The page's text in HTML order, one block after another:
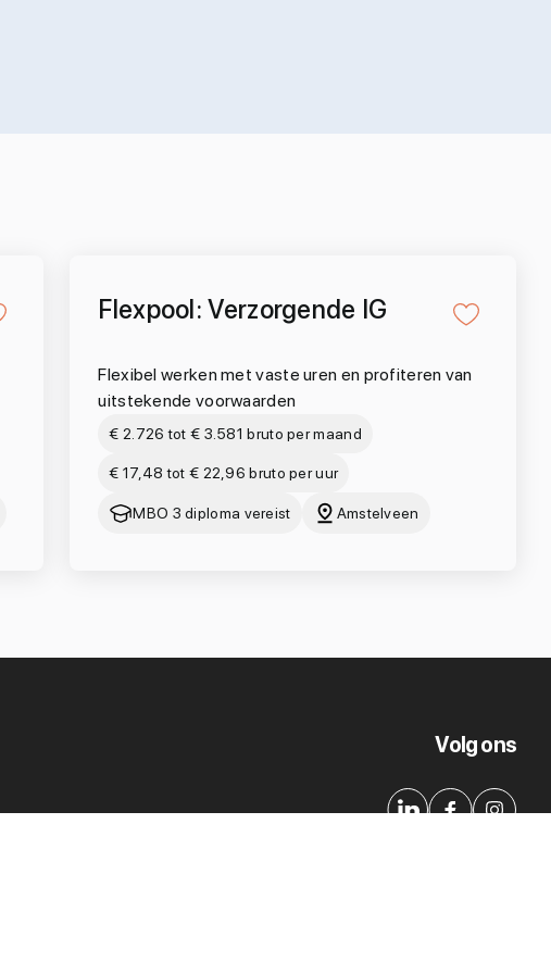
Flexpool: Verzorgende IG
Flexibel werken met vaste uren en profiteren van
uitstekende voorwaarden
€ 2.726 tot € 3.581 bruto per maand
€ 17,48 tot € 22,96 bruto per uur
MBO 3 diploma vereist Amstelveen
Volg ons